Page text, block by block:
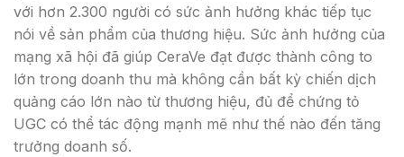
với hơn 2.300 người có sức ảnh hưởng khác tiếp tục
nói về sản phẩm của thương hiệu. Sức ảnh hưởng của
mạng xã hội đã giúp CeraVe đạt được thành công to
lớn trong doanh thu mà không cần bất kỳ chiến dịch
quảng cáo lớn nào từ thương hiệu, đủ để chứng tỏ
UGC có thể tác động mạnh mẽ như thế nào đến tăng
trưởng doanh số.